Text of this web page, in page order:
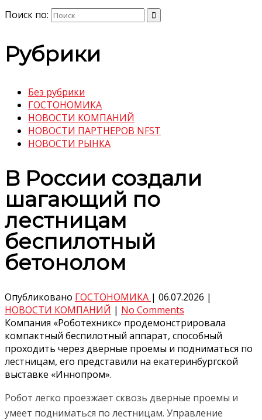
Поиск по:
Рубрики
Без рубрики
ГОСТОНОМИКА
НОВОСТИ КОМПАНИЙ
НОВОСТИ ПАРТНЕРОВ NFST
НОВОСТИ РЫНКА
В России создали
шагающий по
лестницам
беспилотный
бетонолом
Опубликовано ГОСТОНОМИКА | 06.07.2026 |
НОВОСТИ КОМПАНИЙ | No Comments
Компания «Роботехникс» продемонстрировала
компактный беспилотный аппарат, способный
проходить через дверные проемы и подниматься по
лестницам, его представили на екатеринбургской
выставке «Иннопром».
Робот легко проезжает сквозь дверные проемы и
умеет подниматься по лестницам. Управление